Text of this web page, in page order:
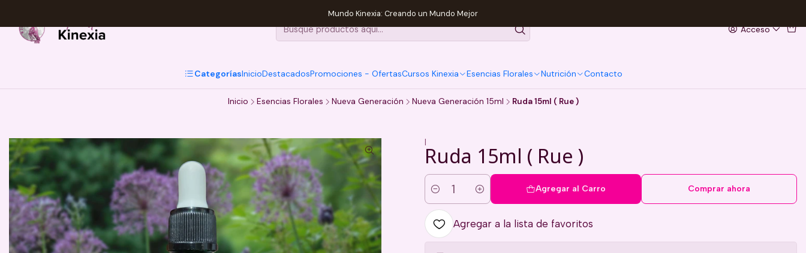
Acceso
CategoríasInicioDestacadosPromociones - OfertasCursos Kinexia Esencias Florales Nutrición Contacto
Mundo Kinexia: Creando un Mundo Mejor
Inicio Esencias Florales Nueva Generación Nueva Generación 15ml Ruda 15ml ( Rue )
|
Ruda 15ml ( Rue )
Cantidad
Agregar al Carro Comprar ahora
Agregar a la lista de favoritos